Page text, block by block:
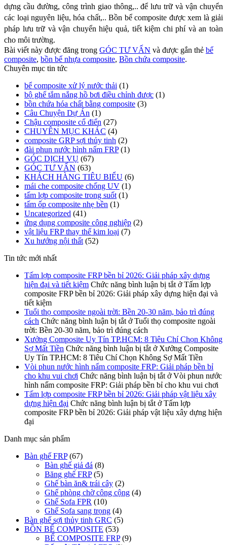
dựng cầu đường, công trình giao thông,.. để lưu trữ và vận chuyển
các loại nguyên liệu, hóa chất,.. Bồn bể composite được xem là giải
pháp lưu trữ và vận chuyển hiệu quả, tiết kiệm chi phí và an toàn
cho môi trường.
Bài viết này được đăng trong GÓC TƯ VẤN và được gắn thẻ bể
composite, bồn bể nhựa composite, Bồn chứa composite.
Chuyên mục tin tức
bể composite xử lý nước thải (1)
bộ ghế tắm nắng hồ bơi điều chỉnh được (1)
bồn chứa hóa chất bằng composite (3)
Câu Chuyện Dự Án (1)
Chậu composite cổ điển (27)
CHUYÊN MỤC KHÁC (4)
composite GRP sợi thủy tinh (2)
đài phun nước hình nấm FRP(1)
GÓC DỊCH VỤ (67)
GÓC TƯ VẤN (63)
KHÁCH HÀNG TIÊU BIỂU (6)
mái che composite chống UV (1)
tấm lợp composite trong suốt (1)
tấm ốp composite nhẹ bền (1)
Uncategorized (41)
ứng dụng composite công nghiệp (2)
vật liệu FRP thay thế kim loại (7)
Xu hướng nội thất (52)
Tin tức mới nhất
Tấm lợp composite FRP bền bỉ 2026: Giải pháp xây dựng
hiện đại và tiết kiệm Chức năng bình luận bị tắt ở Tấm lợp
composite FRP bền bỉ 2026: Giải pháp xây dựng hiện đại và
tiết kiệm
Tuổi thọ composite ngoài trời: Bền 20-30 năm, bảo trì đúng
cách Chức năng bình luận bị tắt ở Tuổi thọ composite ngoài
trời: Bền 20-30 năm, bảo trì đúng cách
Xưởng Composite Uy Tín TP.HCM: 8 Tiêu Chí Chọn Không
Sợ Mất Tiền Chức năng bình luận bị tắt ở Xưởng Composite
Uy Tín TP.HCM: 8 Tiêu Chí Chọn Không Sợ Mất Tiền
Vòi phun nước hình nấm composite FRP: Giải pháp bền bỉ
cho khu vui chơi Chức năng bình luận bị tắt ở Vòi phun nước
hình nấm composite FRP: Giải pháp bền bỉ cho khu vui chơi
Tấm lợp composite FRP bền bỉ 2026: Giải pháp vật liệu xây
dựng hiện đại Chức năng bình luận bị tắt ở Tấm lợp
composite FRP bền bỉ 2026: Giải pháp vật liệu xây dựng hiện
đại
Danh mục sản phẩm
Bàn ghế FRP (67)
Bàn ghế giả đá (8)
Băng ghế FRP (5)
Ghế bàn ăn& trái cây (2)
Ghế phòng chờ công cộng (4)
Ghế Sofa FPR (10)
Ghế Sofa sang trọng (4)
Bàn ghế sợi thủy tinh GRC (5)
BỒN BỂ COMPOSITE (53)
BỂ COMPOSITE FRP (9)